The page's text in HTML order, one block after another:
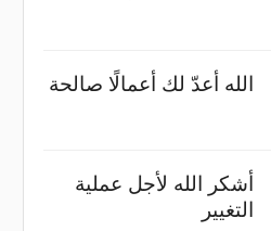
الله أعدّ لك أعمالًا صالحة
أشكر الله لأجل عملية
التغيير